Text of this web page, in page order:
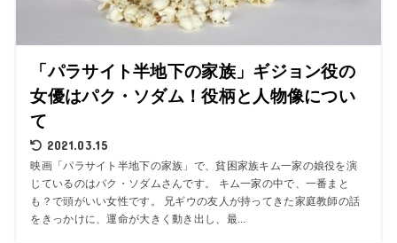
「パラサイト半地下の家族」ギジョン役の
女優はパク・ソダム！役柄と人物像につい
て
2021.03.15
映画「パラサイト半地下の家族」で、貧困家族キム一家の娘役を演
じているのはパク・ソダムさんです。 キム一家の中で、一番まと
も？で頭がいい女性です。 兄ギウの友人が持ってきた家庭教師の話
をきっかけに、運命が大きく動き出し、最...